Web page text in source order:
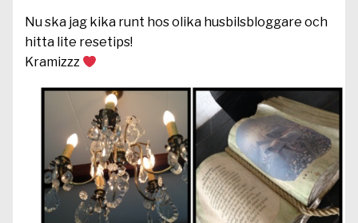
Nu ska jag kika runt hos olika husbilsbloggare och
hitta lite resetips!
Kramizzz